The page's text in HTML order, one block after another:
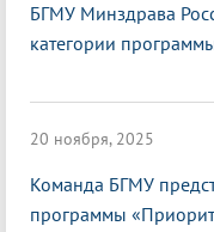
БГМУ Минздрава
категории
20 ноября, 2025
Команда БГМУ
программы